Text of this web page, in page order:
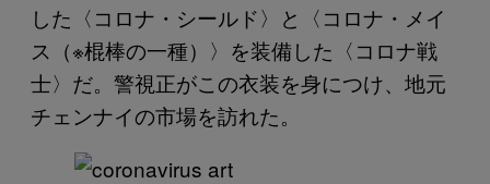
した〈コロナ・シールド〉と〈コロナ・メイ
ス（※棍棒の一種）〉を装備した〈コロナ戦
士〉だ。警視正がこの衣装を身につけ、地元
チェンナイの市場を訪れた。